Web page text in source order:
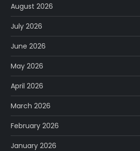
August 2026
July 2026
June 2026
May 2026
April 2026
March 2026
February 2026
January 2026